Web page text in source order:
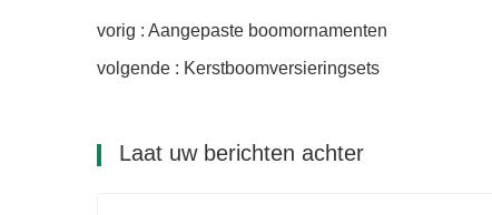
vorig : Aangepaste boomornamenten
volgende : Kerstboomversieringsets
Laat uw berichten achter